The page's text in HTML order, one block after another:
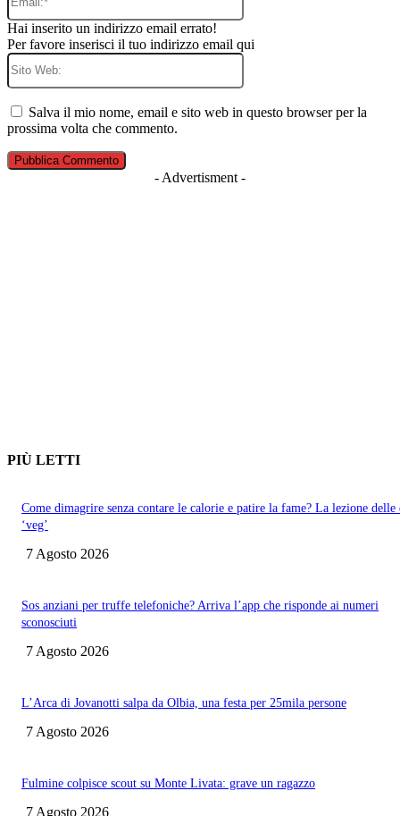
Hai inserito un indirizzo email errato!
Per favore inserisci il tuo indirizzo email qui
Sito
Salva il mio nome, email e sito web in questo browser per la
prossima volta che commento.
- Advertisment -
PIÙ LETTI
Come dimagrire senza contare le calorie e patire la fame? La lezione delle
‘veg’
7 Agosto 2026
Sos anziani per truffe telefoniche? Arriva l’app che risponde ai numeri
sconosciuti
7 Agosto 2026
L’Arca di Jovanotti salpa da Olbia, una festa per 25mila persone
7 Agosto 2026
Fulmine colpisce scout su Monte Livata: grave un ragazzo
7 Agosto 2026